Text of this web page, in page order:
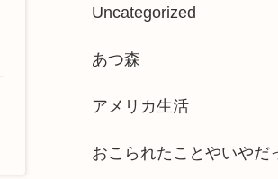
Uncategorized
あつ森
アメリカ生活
おこられたことやいやだ